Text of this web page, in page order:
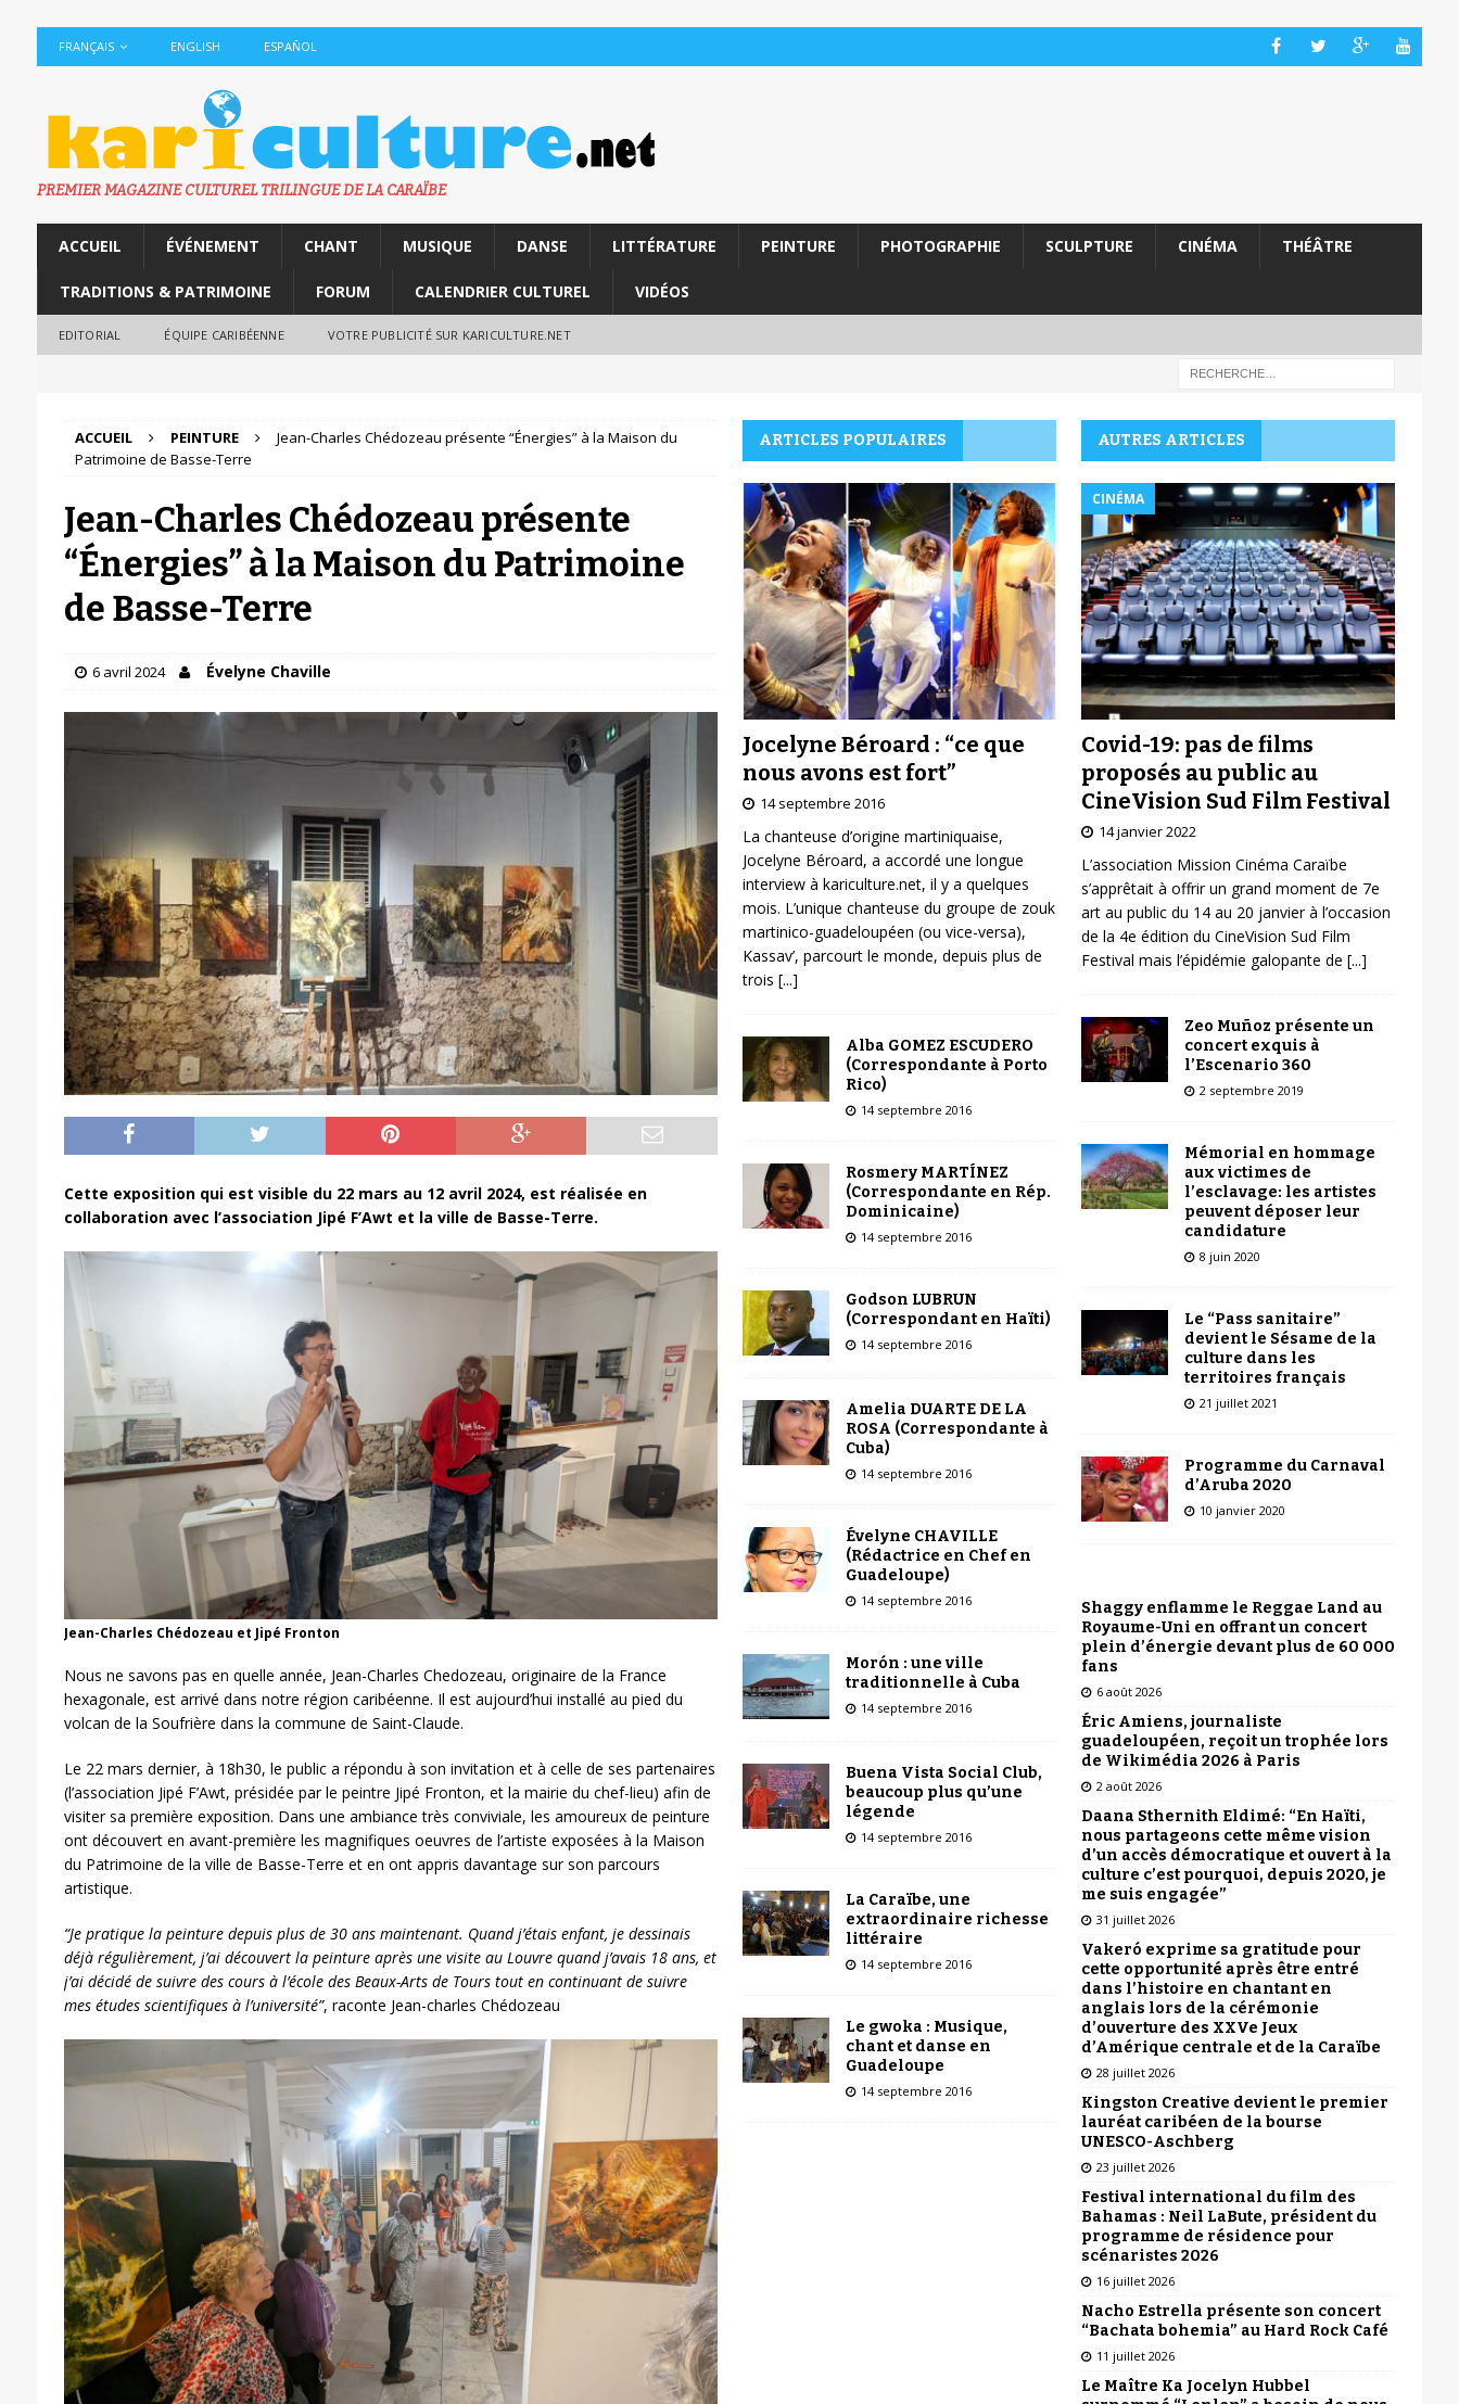
FRANÇAIS ENGLISH ESPAÑOL
PREMIER MAGAZINE CULTUREL TRILINGUE DE LA CARAÏBE
ACCUEIL ÉVÉNEMENT CHANT MUSIQUE DANSE LITTÉRATURE PEINTURE PHOTOGRAPHIE SCULPTURE CINÉMA THÉÂTRE
TRADITIONS & PATRIMOINE FORUM CALENDRIER CULTUREL VIDÉOS
EDITORIAL ÉQUIPE CARIBÉENNE VOTRE PUBLICITÉ SUR KARICULTURE.NET
ACCUEIL PEINTURE
Jean-Charles Chédozeau présente “Énergies” à la Maison du
Patrimoine de Basse-Terre
Jean-Charles Chédozeau présente
“Énergies” à la Maison du Patrimoine
de Basse-Terre
6 avril 2024 Évelyne Chaville
Cette exposition qui est visible du 22 mars au 12 avril 2024, est réalisée en
collaboration avec l’association Jipé F’Awt et la ville de Basse-Terre.
Jean-Charles Chédozeau et Jipé Fronton
Nous ne savons pas en quelle année, Jean-Charles Chedozeau, originaire de la France
hexagonale, est arrivé dans notre région caribéenne. Il est aujourd’hui installé au pied du
volcan de la Soufrière dans la commune de Saint-Claude.
Le 22 mars dernier, à 18h30, le public a répondu à son invitation et à celle de ses partenaires
(l’association Jipé F’Awt, présidée par le peintre Jipé Fronton, et la mairie du chef-lieu) afin de
visiter sa première exposition. Dans une ambiance très conviviale, les amoureux de peinture
ont découvert en avant-première les magnifiques oeuvres de l’artiste exposées à la Maison
du Patrimoine de la ville de Basse-Terre et en ont appris davantage sur son parcours
artistique.
“Je pratique la peinture depuis plus de 30 ans maintenant. Quand j’étais enfant, je dessinais
déjà régulièrement, j’ai découvert la peinture après une visite au Louvre quand j’avais 18 ans, et
j’ai décidé de suivre des cours à l’école des Beaux-Arts de Tours tout en continuant de suivre
mes études scientifiques à l’université”, raconte Jean-charles Chédozeau
ARTICLES POPULAIRES
Jocelyne Béroard : “ce que
nous avons est fort”
14 septembre 2016
La chanteuse d’origine martiniquaise,
Jocelyne Béroard, a accordé une longue
interview à kariculture.net, il y a quelques
mois. L’unique chanteuse du groupe de zouk
martinico-guadeloupéen (ou vice-versa),
Kassav’, parcourt le monde, depuis plus de
trois [...]
Alba GOMEZ ESCUDERO
(Correspondante à Porto
Rico)
14 septembre 2016
Rosmery MARTÍNEZ
(Correspondante en Rép.
Dominicaine)
14 septembre 2016
Godson LUBRUN
(Correspondant en Haïti)
14 septembre 2016
Amelia DUARTE DE LA
ROSA (Correspondante à
Cuba)
14 septembre 2016
Évelyne CHAVILLE
(Rédactrice en Chef en
Guadeloupe)
14 septembre 2016
Morón : une ville
traditionnelle à Cuba
14 septembre 2016
Buena Vista Social Club,
beaucoup plus qu’une
légende
14 septembre 2016
La Caraïbe, une
extraordinaire richesse
littéraire
14 septembre 2016
Le gwoka : Musique,
chant et danse en
Guadeloupe
14 septembre 2016
AUTRES ARTICLES
CINÉMA
Covid-19: pas de films
proposés au public au
CineVision Sud Film Festival
14 janvier 2022
L’association Mission Cinéma Caraïbe
s’apprêtait à offrir un grand moment de 7e
art au public du 14 au 20 janvier à l’occasion
de la 4e édition du CineVision Sud Film
Festival mais l’épidémie galopante de [...]
Zeo Muñoz présente un
concert exquis à
l’Escenario 360
2 septembre 2019
Mémorial en hommage
aux victimes de
l’esclavage: les artistes
peuvent déposer leur
candidature
8 juin 2020
Le “Pass sanitaire”
devient le Sésame de la
culture dans les
territoires français
21 juillet 2021
Programme du Carnaval
d’Aruba 2020
10 janvier 2020
Shaggy enflamme le Reggae Land au
Royaume-Uni en offrant un concert
plein d’énergie devant plus de 60 000
fans
6 août 2026
Éric Amiens, journaliste
guadeloupéen, reçoit un trophée lors
de Wikimédia 2026 à Paris
2 août 2026
Daana Sthernith Eldimé: “En Haïti,
nous partageons cette même vision
d’un accès démocratique et ouvert à la
culture c’est pourquoi, depuis 2020, je
me suis engagée”
31 juillet 2026
Vakeró exprime sa gratitude pour
cette opportunité après être entré
dans l’histoire en chantant en
anglais lors de la cérémonie
d’ouverture des XXVe Jeux
d’Amérique centrale et de la Caraïbe
28 juillet 2026
Kingston Creative devient le premier
lauréat caribéen de la bourse
UNESCO-Aschberg
23 juillet 2026
Festival international du film des
Bahamas : Neil LaBute, président du
programme de résidence pour
scénaristes 2026
16 juillet 2026
Nacho Estrella présente son concert
“Bachata bohemia” au Hard Rock Café
11 juillet 2026
Le Maître Ka Jocelyn Hubbel